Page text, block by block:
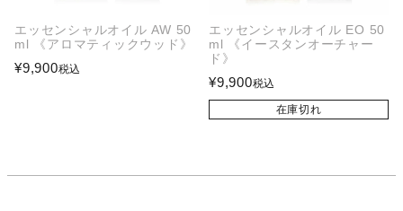
エッセンシャルオイル AW 50
ml 《アロマティックウッド》
¥9,900税込
エッセンシャルオイル EO 50
ml 《イースタンオーチャー
ド》
¥9,900税込
在庫切れ